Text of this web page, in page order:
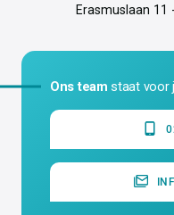
Erasmuslaan 11
Ons team staat voor